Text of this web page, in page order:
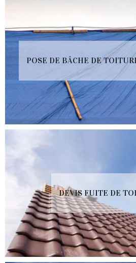
POSE DE BÂCHE DE
DEVIS FUITE DE